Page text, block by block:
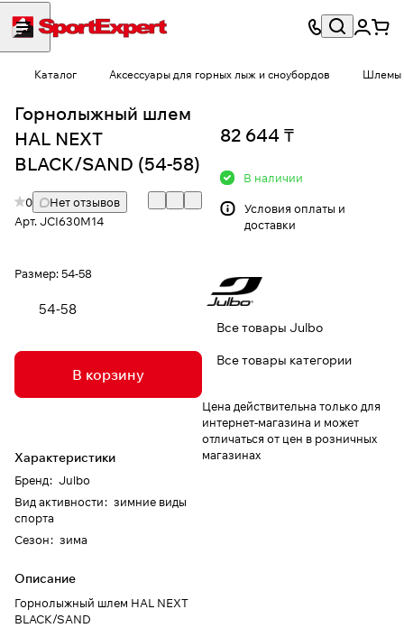
Каталог Аксессуары для горных лыж и сноубордов Шлемы
Горнолыжный шлем
HAL NEXT
BLACK/SAND (54-58)
0
Нет отзывов
Арт.JCI630M14
Размер:54-58
54-58
В корзину
Характеристики
Бренд: Julbo
Вид активности: зимние виды
спорта
Сезон: зима
Описание
Горнолыжный шлем HAL NEXT
BLACK/SAND
82 644 ₸
В наличии
Условия оплаты и
доставки
Все товары Julbo
Все товары категории
Цена действительна только для
интернет-магазина и может
отличаться от цен в розничных
магазинах